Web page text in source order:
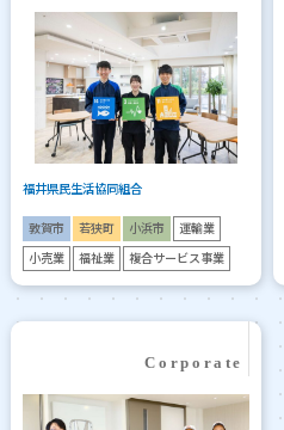
福井県民生活協同組合
敦賀市 若狭町 小浜市 運輸業
小売業 福祉業 複合サービス事業